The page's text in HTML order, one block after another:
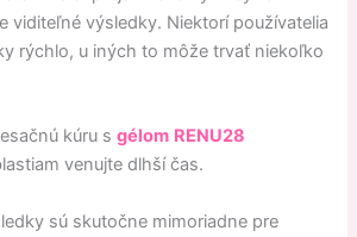
viditeľné výsledky. Niektorí používatelia
rýchlo, u iných to môže trvať niekoľko
kúru sgélom RENU28
venujte dlhší čas.
sú skutočne mimoriadne pre